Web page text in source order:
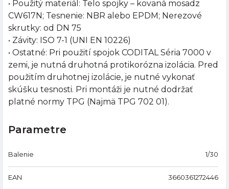
• Použitý materiál: Telo spojky – kovaná mosadz
CW617N; Tesnenie: NBR alebo EPDM; Nerezové
skrutky: od DN 75
• Závity: ISO 7-1 (UNI EN 10226)
• Ostatné: Pri použití spojok CODITAL Séria 7000 v
zemi, je nutná druhotná protikorózna izolácia. Pred
použitím druhotnej izolácie, je nutné vykonať
skúšku tesnosti. Pri montáži je nutné dodržať
platné normy TPG (Najmä TPG 702 01).
Parametre
Balenie 1/30
EAN 3660361272446